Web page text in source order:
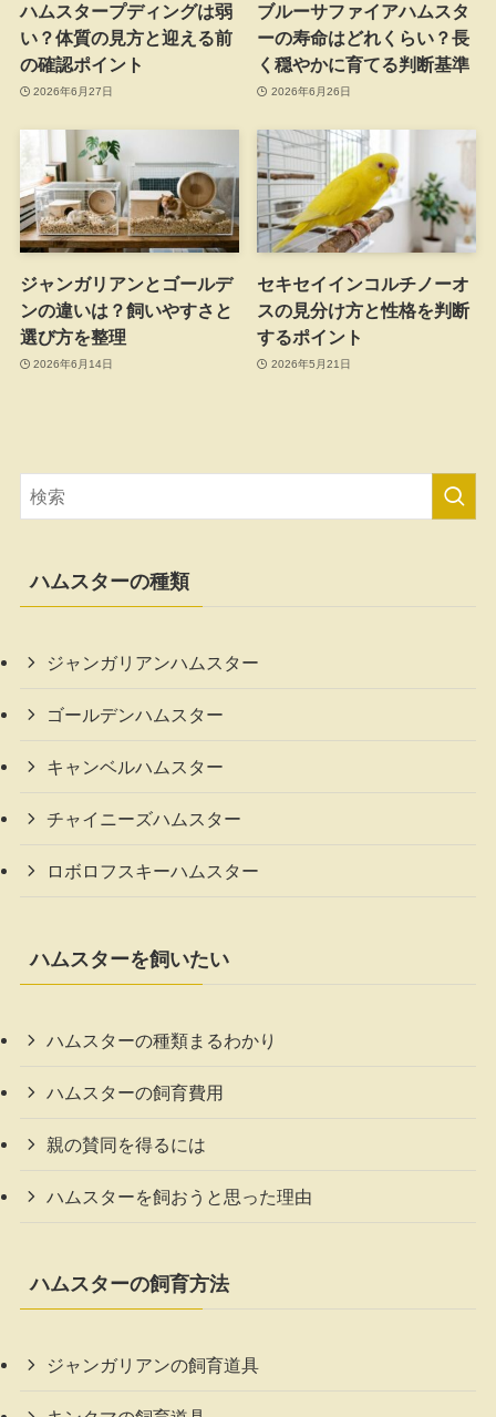
ハムスタープディングは弱
い？体質の見方と迎える前
の確認ポイント
2026年6月27日
ブルーサファイアハムスタ
ーの寿命はどれくらい？長
く穏やかに育てる判断基準
2026年6月26日
ジャンガリアンとゴールデ
ンの違いは？飼いやすさと
選び方を整理
2026年6月14日
セキセイインコルチノーオ
スの見分け方と性格を判断
するポイント
2026年5月21日
ハムスターの種類
ジャンガリアンハムスター
ゴールデンハムスター
キャンベルハムスター
チャイニーズハムスター
ロボロフスキーハムスター
ハムスターを飼いたい
ハムスターの種類まるわかり
ハムスターの飼育費用
親の賛同を得るには
ハムスターを飼おうと思った理由
ハムスターの飼育方法
ジャンガリアンの飼育道具